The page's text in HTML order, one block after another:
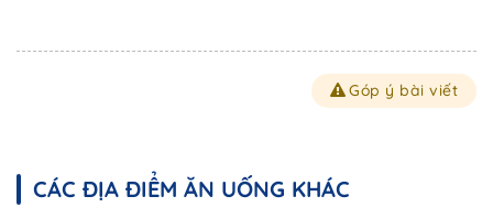
Góp ý bài viết
CÁC ĐỊA ĐIỂM ĂN UỐNG KHÁC